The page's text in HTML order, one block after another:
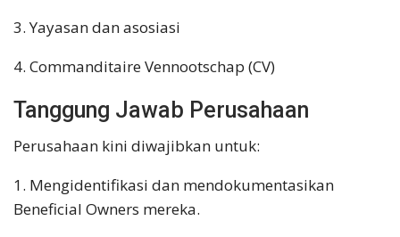
3. Yayasan dan asosiasi
4. Commanditaire Vennootschap (CV)
Tanggung Jawab Perusahaan
Perusahaan kini diwajibkan untuk:
1. Mengidentifikasi dan mendokumentasikan
Beneficial Owners mereka.